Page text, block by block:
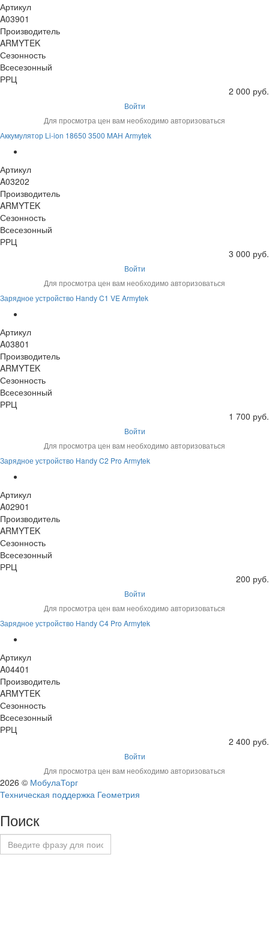
Артикул
A03901
Производитель
ARMYTEK
Сезонность
Всесезонный
РРЦ
2 000 руб.
Войти
Для просмотра цен вам необходимо авторизоваться
Аккумулятор Li-ion 18650 3500 MAH Armytek
Артикул
A03202
Производитель
ARMYTEK
Сезонность
Всесезонный
РРЦ
3 000 руб.
Войти
Для просмотра цен вам необходимо авторизоваться
Зарядное устройство Handy C1 VE Armytek
Артикул
A03801
Производитель
ARMYTEK
Сезонность
Всесезонный
РРЦ
1 700 руб.
Войти
Для просмотра цен вам необходимо авторизоваться
Зарядное устройство Handy C2 Pro Armytek
Артикул
A02901
Производитель
ARMYTEK
Сезонность
Всесезонный
РРЦ
200 руб.
Войти
Для просмотра цен вам необходимо авторизоваться
Зарядное устройство Handy C4 Pro Armytek
Артикул
A04401
Производитель
ARMYTEK
Сезонность
Всесезонный
РРЦ
2 400 руб.
Войти
Для просмотра цен вам необходимо авторизоваться
2026 © МобулаТорг
Техническая поддержка Геометрия
Поиск